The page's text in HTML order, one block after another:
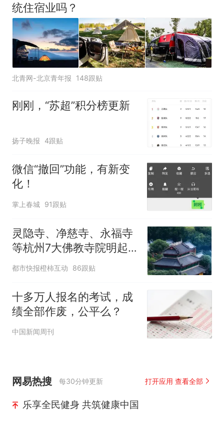
统住宿业吗？
北青网-北京青年报 148跟贴
刚刚，“苏超”积分榜更新
扬子晚报 4跟贴
微信“撤回”功能，有新变
化！
掌上春城 91跟贴
灵隐寺、净慈寺、永福寺
等杭州7大佛教寺院明起
临时关闭，别跑空了
都市快报橙柿互动 86跟贴
十多万人报名的考试，成
绩全部作废，公平么？
中国新闻周刊
网易热搜 每30分钟更新 打开应用 查看全部
乐享全民健身 共筑健康中国